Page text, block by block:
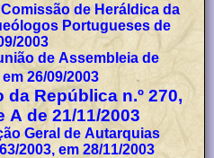
de Heráldica da
Portugueses de
2003
de Assembleia de
26/09/2003
República n.º 270,
A de 21/11/2003
Geral de Autarquias
2003, em 28/11/2003